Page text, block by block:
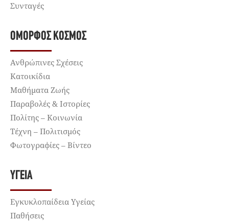
Συνταγές
ΌΜΟΡΦΟΣ ΚΌΣΜΟΣ
Ανθρώπινες Σχέσεις
Κατοικίδια
Μαθήματα Ζωής
Παραβολές & Ιστορίες
Πολίτης – Κοινωνία
Τέχνη – Πολιτισμός
Φωτογραφίες – Βίντεο
ΥΓΕΊΑ
Εγκυκλοπαίδεια Υγείας
Παθήσεις